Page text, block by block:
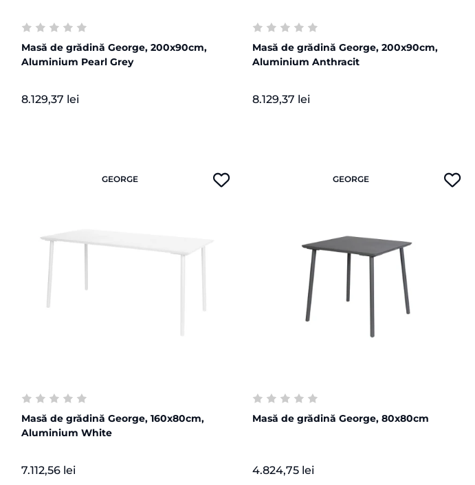
Masă de grădină George, 200x90cm,
Aluminium Pearl Grey
8.129,37 lei
Masă de grădină George, 200x90cm,
Aluminium Anthracit
8.129,37 lei
GEORGE
Masă de grădină George, 160x80cm,
Aluminium White
7.112,56 lei
GEORGE
Masă de grădină George, 80x80cm
4.824,75 lei